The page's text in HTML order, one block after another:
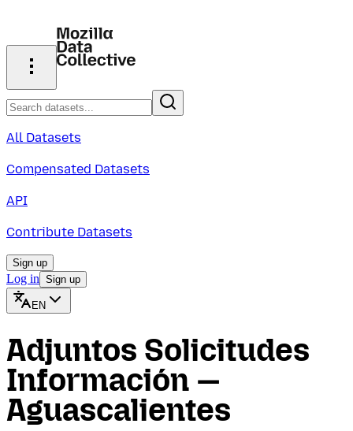
All Datasets
Compensated Datasets
API
Contribute Datasets
Sign up
Log in Sign up
EN
Adjuntos Solicitudes
Información —
Aguascalientes